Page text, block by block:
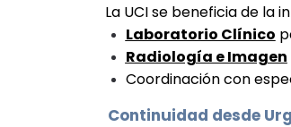
La UCI se beneficia de la
Laboratorio Clínico
Radiología e Imagen
Coordinación con
Continuidad desde